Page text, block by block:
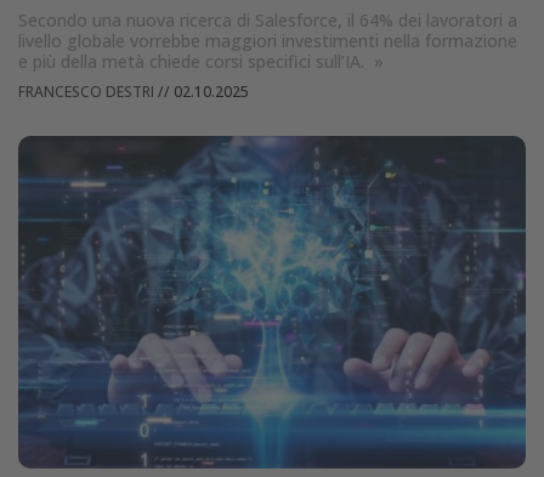
Secondo una nuova ricerca di Salesforce, il 64% dei lavoratori a
livello globale vorrebbe maggiori investimenti nella formazione
e più della metà chiede corsi specifici sull’IA. »
FRANCESCO DESTRI // 02.10.2025